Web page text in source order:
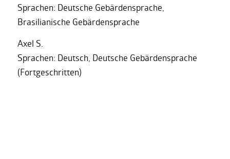
Sprachen: Deutsche Gebärdensprache,
Brasilianische Gebärdensprache
Axel S.
Sprachen: Deutsch, Deutsche Gebärdensprache
(Fortgeschritten)